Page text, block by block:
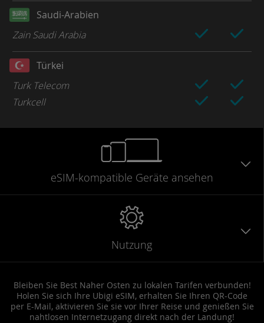
Saudi-Arabien
Zain Saudi Arabia
Türkei
Turk Telecom
Turkcell
eSIM-kompatible Geräte ansehen
Nutzung
Bleiben Sie Best Naher Osten zu lokalen Tarifen verbunden!
Holen Sie sich Ihre Ubigi eSIM, erhalten Sie Ihren QR-Code
per E-Mail, aktivieren Sie sie vor Ihrer Reise und genießen Sie
nahtlosen Internetzugang direkt nach der Landung!